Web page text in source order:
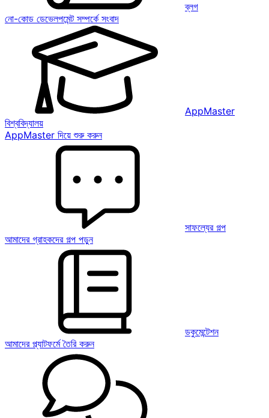
ব্লগ
নো-কোড ডেভেলপমেন্ট সম্পর্কে সংবাদ
AppMaster
বিশ্ববিদ্যালয়
AppMaster দিয়ে শুরু করুন
সাফল্যের গল্প
আমাদের গ্রাহকদের গল্প পড়ুন
ডকুমেন্টেশন
আমাদের প্ল্যাটফর্মে তৈরি করুন